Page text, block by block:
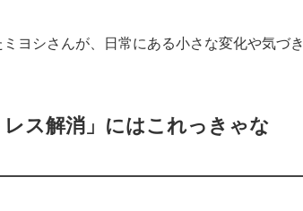
ヨシさんが、日常にある小さな変化や気づき
レス解消」にはこれっきゃな